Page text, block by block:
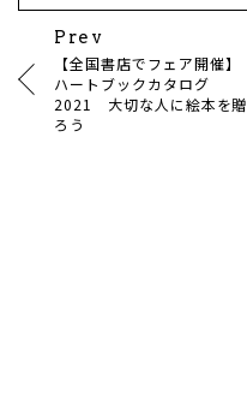
Prev
【全国書店でフェア開催】
ハートブックカタログ
2021 大切な人に絵本を贈
ろう